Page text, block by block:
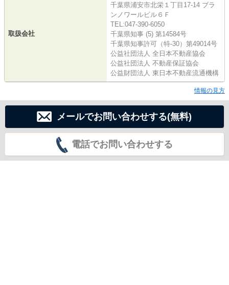
取扱会社
千葉県浦安市北栄１丁目17-14 ブラ
ンノワールビル６Ｆ
TEL:047-390-6050
千葉県知事 (5) 第14584号
千葉県知事許可（特-30）第49014号
公益社団法人 全日本不動産協会
公益社団法人 不動産保証協会
公益財団法人 東日本不動産流通機構
情報の見方
メールでお問い合わせする(無料)
電話でお問い合わせする